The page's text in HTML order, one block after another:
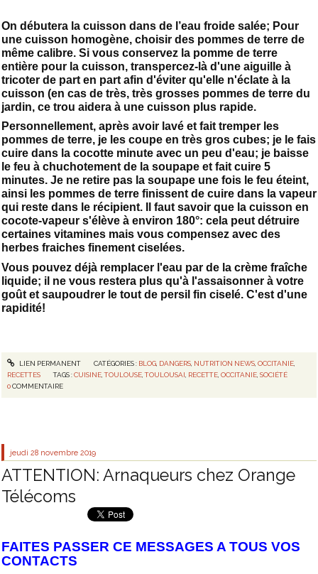
On débutera la cuisson dans de l’eau froide salée; Pour
une cuisson homogène, choisir des pommes de terre de
même calibre. Si vous conservez la pomme de terre
entière pour la cuisson, transpercez-là d'une aiguille à
tricoter de part en part afin d'éviter qu'elle n'éclate à la
cuisson (en cas de très, très grosses pommes de terre du
jardin, ce trou aidera à une cuisson plus rapide.
Personnellement, après avoir lavé et fait tremper les
pommes de terre, je les coupe en très gros cubes; je le fais
cuire dans la cocotte minute avec un peu d'eau; je baisse
le feu à chuchotement de la soupape et fait cuire 5
minutes. Je ne retire pas la soupape une fois le feu éteint,
ainsi les pommes de terre finissent de cuire dans la vapeur
qui reste dans le récipient. Il faut savoir que la cuisson en
cocote-vapeur s'élève à environ 180°: cela peut détruire
certaines vitamines mais vous compensez avec des
herbes fraiches finement ciselées.
Vous pouvez déjà remplacer l'eau par de la crème fraîche
liquide; il ne vous restera plus qu'à l'assaisonner à votre
goût et saupoudrer le tout de persil fin ciselé. C'est d'une
rapidité!
LIEN PERMANENT CATÉGORIES : BLOG, DANGERS, NUTRITION NEWS, OCCITANIE,
RECETTES
TAGS :CUISINE,TOULOUSE,TOULOUSAI, RECETTE,OCCITANIE,SOCIÉTÉ
0COMMENTAIRE
jeudi 28 novembre 2019
ATTENTION: Arnaqueurs chez Orange
Télécoms
FAITES PASSER CE MESSAGES A TOUS VOS
CONTACTS